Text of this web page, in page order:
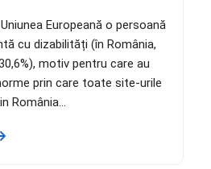
Europeană o persoană
cu dizabilități (în România,
motiv pentru care au
prin care toate site-urile
România...